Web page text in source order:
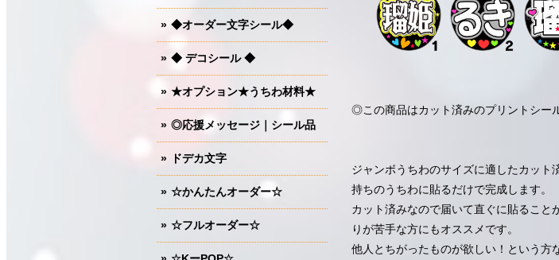
◎この商品はカット済みのプリントシー
ジャンボうちわのサイズに適したカット
持ちのうちわに貼るだけで完成します。
カット済みなので届いて直ぐに貼ること
りが苦手な方にもオススメです。
他人とちがったものが欲しい！という方
◆オーダー文字シール◆
◆ デコシール ◆
★オプション★うちわ材料★
◎応援メッセージ｜シール品
ドデカ文字
☆かんたんオーダー☆
☆フルオーダー☆